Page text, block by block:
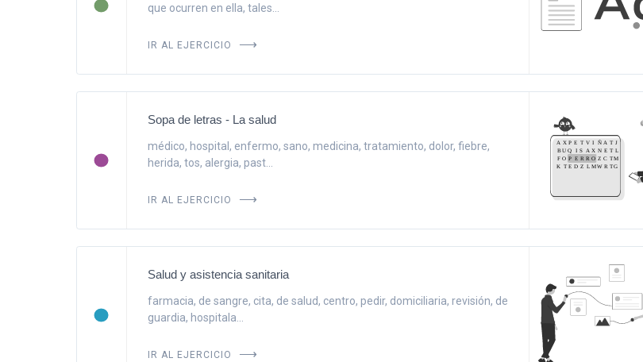
que ocurren en ella, tales...
IR AL EJERCICIO
Sopa de letras - La salud
médico, hospital, enfermo, sano, medicina, tratamiento, dolor, fiebre,
herida, tos, alergia, past...
IR AL EJERCICIO
Salud y asistencia sanitaria
farmacia, de sangre, cita, de salud, centro, pedir, domiciliaria, revisión, de
guardia, hospitala...
IR AL EJERCICIO